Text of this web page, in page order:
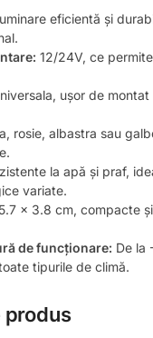
eficientă și
12/24V, ce
ușor de
rosie, albastra sau
la apă și praf,
variate.
x 3.8 cm, compacte
de funcționare: De la
tipurile de climă.
produs